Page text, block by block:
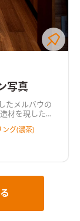
写真
たメルバウの
ング(濃茶)